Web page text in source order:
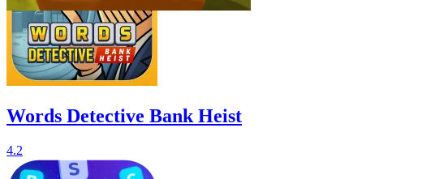
Words Detective Bank Heist
4.2